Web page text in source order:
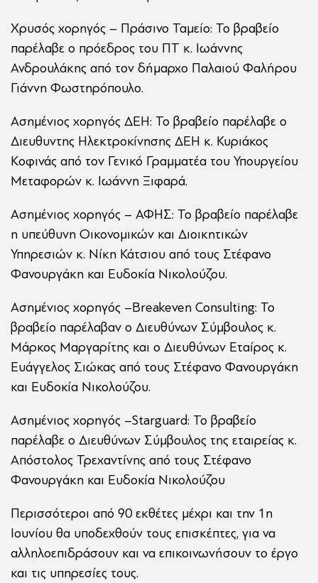
Χρυσός χορηγός – Πράσινο Ταμείο: Το βραβείο
παρέλαβε ο πρόεδρος του ΠΤ κ. Ιωάννης
Ανδρουλάκης από τον δήμαρχο Παλαιού Φαλήρου
Γιάννη Φωστηρόπουλο.
Ασημένιος χορηγός ΔΕΗ: Το βραβείο παρέλαβε ο
Διευθυντης Ηλεκτροκίνησης ΔΕΗ κ. Κυριάκος
Κοφινάς από τον Γενικό Γραμματέα του Υπουργείου
Μεταφορών κ. Ιωάννη Ξιφαρά.
Ασημένιος χορηγός – ΑΦΗΣ: Το βραβείο παρέλαβε
η υπεύθυνη Οικονομικών και Διοικητικών
Υπηρεσιών κ. Νίκη Κάτσιου από τους Στέφανο
Φανουργάκη και Ευδοκία Νικολούζου.
Ασημένιος χορηγός –Breakeven Consulting: Το
βραβείο παρέλαβαν ο Διευθύνων Σύμβουλος κ.
Μάρκος Μαργαρίτης και ο Διευθύνων Εταίρος κ.
Ευάγγελος Σιώκας από τους Στέφανο Φανουργάκη
και Ευδοκία Νικολούζου.
Ασημένιος χορηγός –Starguard: Το βραβείο
παρέλαβε ο Διευθύνων Σύμβουλος της εταιρείας κ.
Απόστολος Τρεχαντίνης από τους Στέφανο
Φανουργάκη και Ευδοκία Νικολούζου
Περισσότεροι από 90 εκθέτες μέχρι και την 1η
Ιουνίου θα υποδεχθούν τους επισκέπτες, για να
αλληλοεπιδράσουν και να επικοινωνήσουν το έργο
και τις υπηρεσίες τους.